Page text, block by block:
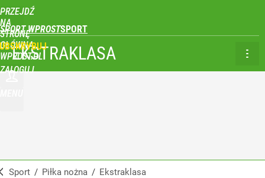
PRZEJDŹ
NA
STRONĘ
GŁÓWNĄ
WPROST.PL
SPORT WPROST
ZALOGUJ
EKSTRAKLASA
Sport / Piłka nożna / Ekstraklasa